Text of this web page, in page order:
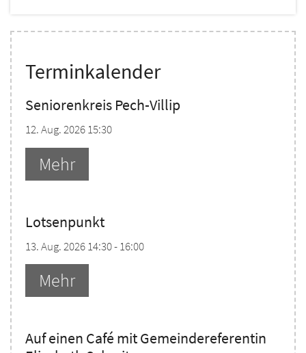
Terminkalender
Seniorenkreis Pech-Villip
12. Aug. 2026 15:30
Mehr
Lotsenpunkt
13. Aug. 2026 14:30 - 16:00
Mehr
Auf einen Café mit Gemeindereferentin